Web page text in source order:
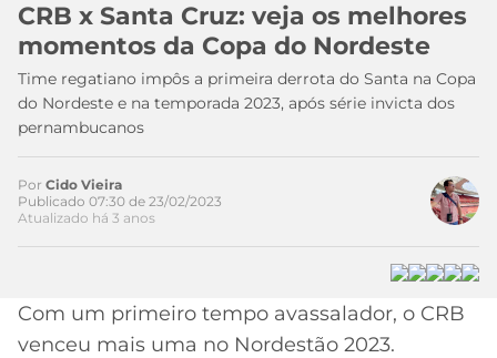
DE
APOSTA
MELHORES
SITES
DE
APOSTAS
2026
BETBOOM
COPA
DO
MUNDO
MEU
TIME
PALMEIRAS
CAMPEONATOS
SÉRIE
A
ESPORTIVA
CRB x Santa Cruz: veja os melhores
momentos da Copa do Nordeste
Time regatiano impôs a primeira derrota do Santa na Copa
do Nordeste e na temporada 2023, após série invicta dos
pernambucanos
Acesse o perfil do autor
no Twitter
Por Cido Vieira
Publicado 07:30 de 23/02/2023
Atualizado há 3 anos
Com um primeiro tempo avassalador, o CRB
venceu mais uma no Nordestão 2023.